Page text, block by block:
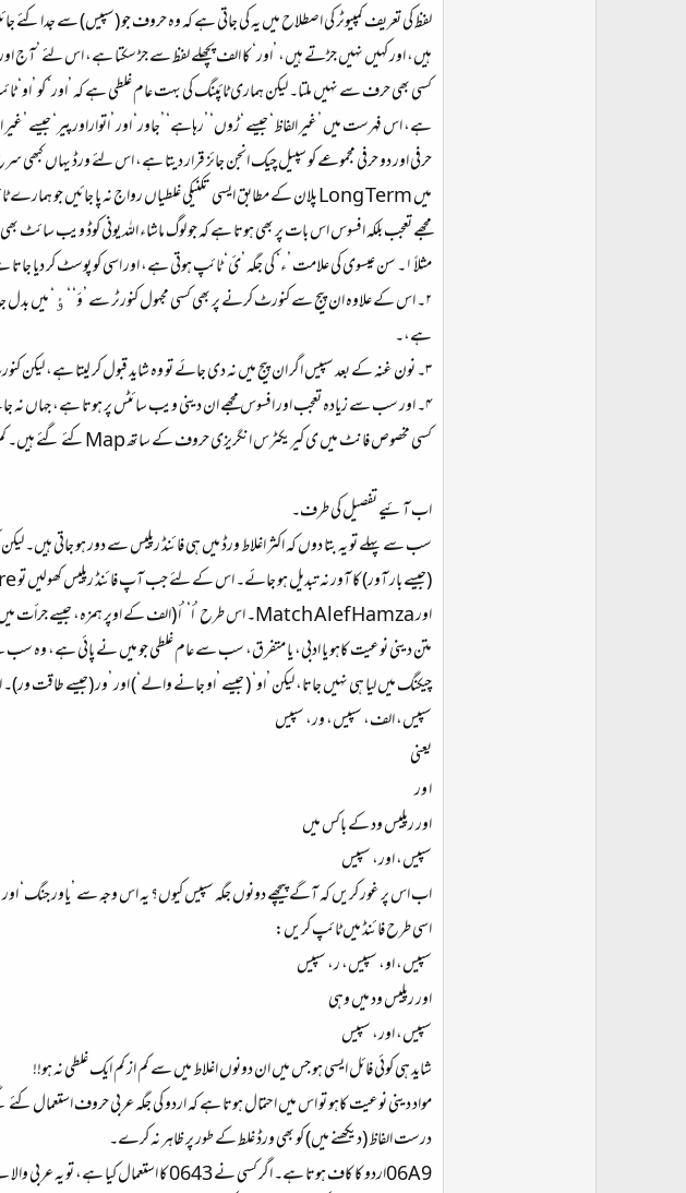
لفظ کی تعریف کمپیوٹر کی اصطلاح میں یہ کی جاتی ہے کہ وہ حروف جو (سپیس) سے جدا کئے
ہیں، اور کہیں نہیں جڑتے ہیں، ’اور‘ کا الف پچھلے لفظ سے جڑ سکتا ہے، اس لئے ’آج اور
کسی بھی حرف سے نہیں ملتا۔ لیکن ہماری ٹائپنگ کی بہت عام غلطی ہے کہ ’اور‘ کو ’او‘
ہے، اس فہرست میں ’غیر الفاظ‘ جیسے ‘ڑوں‘ ’رہاہے‘ ’جاور‘ اور ’اتواراورپیر‘
حرفی اور دو حرفی مجموعے کو سپیل چیک انجن جائز قرار دیتا ہے، اس لئے ورڈ یہاں
میں Long Term پلان کے مطابق ایسی تکنیکی غلطیاں رواج نہ پا جائیں جو ہمارے ٹائپ کرنے والے کرتے آئے ہیں۔ میرا مطمحِ نظر یہی ہے، اور اس کے لئے میں گھنٹوں سپیل چیکنگ کر کے برباد کر سکتا ہوں۔
مجھے تعجب بلکہ افسوس اس بات پر بھی ہوتا ہے کہ جو لوگ ماشاء اللہ یونی کوڈ ویب
مثلاً ۱۔ سن عیسوی کی علامت ’ء‘ کی جگہ ’ئ‘ ٹائپ ہوتی ہے، اور اسی کو پوسٹ کر دیا جاتا ہے۔
۲۔ اس کے علاوہ ان پیج سے کنورٹ کرنے پر بھی کسی مجہول کنورٹر سے ’ؤ‘ ‘
ٶ
ہے،۔
۳۔ نون غنہ کے بعد سپیس اگر ان پیج میں نہ دی جائے تو وہ شاید قبول کر لیتا ہے، لیکن کنورٹ کرنے کے بعد نستعلیق میں اس کی ہیئت خراب ہو جاتی ہے۔ لیکن ویب سائٹ بنانے والے اس کی اصلاح نہیں کرتے۔
۴۔ اور سب سے زیادہ تعجب اور افسوس مجھے ان دینی ویب سائٹس پر ہوتا ہے، جہاں نہ
کسی مخصوص فانٹ میں ی کیریکٹرس انگریزی حروف کے ساتھ Map کئے گئے ہیں۔ کم از کم دینی ویب سائٹس کے ایڈمنس کو تو اس کا خیال رکھنا چاہئے تھا۔
اب آئیے تفصیل کی طرف۔
سب سے پہلے تو یہ بتا دوں کہ اکثر اغلاط ورڈ میں ہی فائنڈ رپلیس سے دور ہو جاتی ہیں۔
(جیسے بار آور) کا آور نہ تبدیل ہو جائے۔ اس کے لئے جب آپ فائنڈ رپلیس کھولیں تو More بٹن کو پہلے کلک کر دیں۔ اور اس میں دائیں طرف کے چاروں خانوں میں ٹک مارک لگا دیں، بطور خاص Match Kasheeda
اور Match Alef Hamza۔ اس طرح ’أ‘ ’أ (الف کے اوپر ہمزہ، جیسے جرأت میں، جو جمیل نستعلیق فانٹ میں نہیں ہے) ‘ اور "آ‘ میں تمیز کیا جا سکتا ہے۔
متن دینی نوعیت کاہو یا ادبی، یا متفرق، سب سے عام غلطی جو میں نے پائی ہے، وہ سب
چیکنگ میں لیا ہی نہیں جاتا، لیکن ’او‘ ( جیسے ’او جانے والے‘) اور ’ور (جیسے طاقت
سپیس، الف، سپیس، ور، سپیس
یعنی
ا ور
اور رپلیس ود کے باکس میں
سپیس، اور، سپیس
اب اس پر غور کریں کہ آگے پیچھے دونوں جگہ سپیس کیوں؟ یہ اس وجہ سے ’یاور جنگ‘ اور
اسی طرح فائنڈ میں ٹائپ کریں:
سپیس، او، سپیس، ر، سپیس
اور رپلیس ود میں وہی
سپیس، اور، سپیس
شاید ہی کوئی فائل ایسی ہو جس میں ان دونوں اغلاط میں سے کم از کم ایک غلطی نہ ہو!!
درست الفاظ (دیکھنے میں) کو بھی ورڈ غلط کے طور پر ظاہر نہ کرے۔